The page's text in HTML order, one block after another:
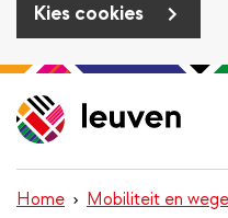
Kies cookies
Overslaan
en
naar
inhoud
Home Mobiliteit en